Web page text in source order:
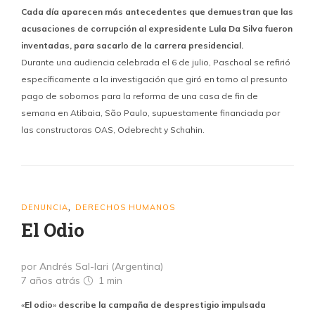
Cada día aparecen más antecedentes que demuestran que las
acusaciones de corrupción al expresidente Lula Da Silva fueron
inventadas, para sacarlo de la carrera presidencial.
Durante una audiencia celebrada el 6 de julio, Paschoal se refirió
específicamente a la investigación que giró en torno al presunto
pago de sobornos para la reforma de una casa de fin de
semana en Atibaia, São Paulo, supuestamente financiada por
las constructoras OAS, Odebrecht y Schahin.
DENUNCIA DERECHOS HUMANOS
El Odio
por Andrés Sal-lari (Argentina)
7 años atrás
1 min
«El odio» describe la campaña de desprestigio impulsada